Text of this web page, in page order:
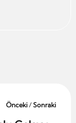
Önceki/Sonraki